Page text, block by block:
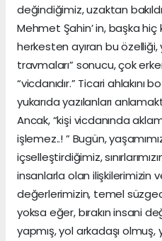
değindiğimiz, uzaktan
Mehmet Şahin’ in, başka
herkesten ayıran bu özelliği,
travmaları” sonucu, çok
“vicdanıdır.” Ticari ahlakını
yukarıda yazılanları
Ancak, “kişi vicdanında
işlemez..! ” Bugün,
içselleştirdiğimiz,
insanlarla olan ilişkilerimizin
değerlerimizin, temel süzgeci
yoksa eğer, bırakın insani
yapmış, yol arkadaşı olmuş,